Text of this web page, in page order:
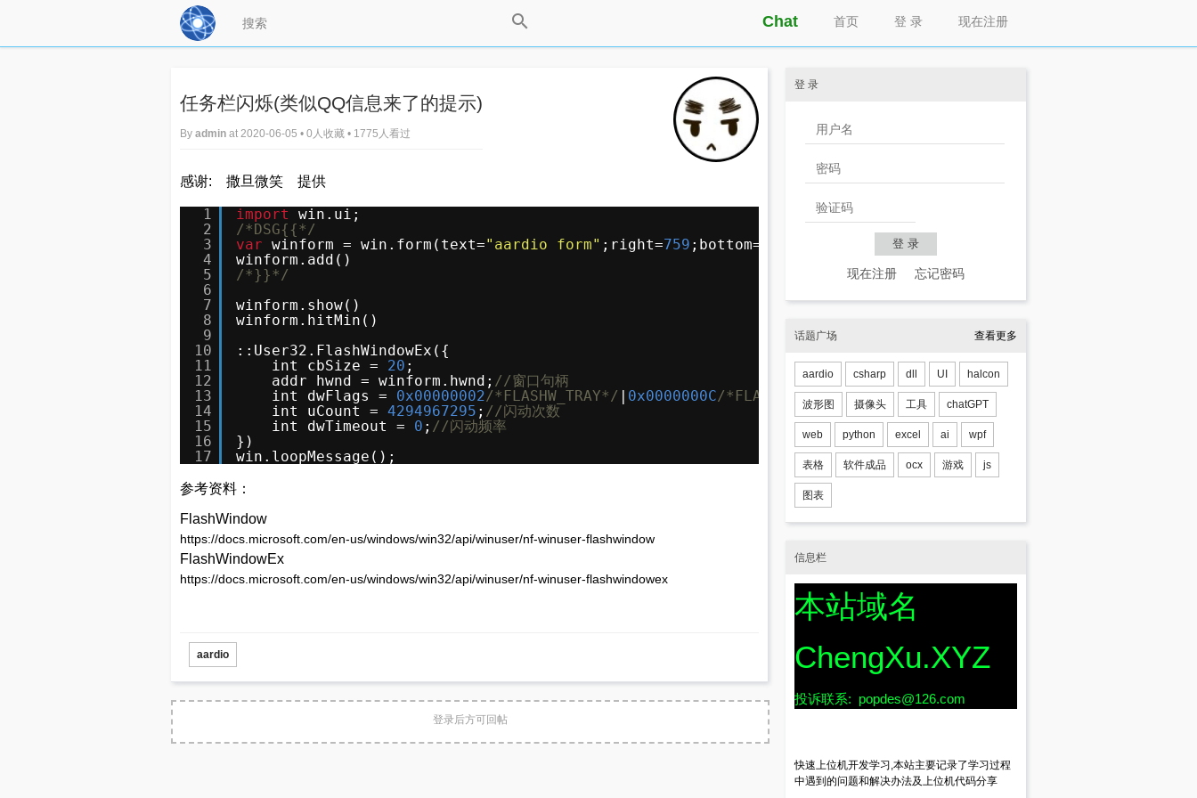
现在注册
登 录
首页
Chat
任务栏闪烁(类似QQ信息来了的提示)
By admin at 2020-06-05 • 0人收藏 • 1775人看过
感谢: 撒旦微笑 提供
1
2
3
4
5
6
7
8
9
10
11
12
13
14
15
16
17
import
win.ui;
/*DSG{{*/
var winform = win.form(text="aardio form" ;right=759 ;bottom=
winform.add()
/*}}*/
winform.show()
winform.hitMin()
::User32.FlashWindowEx({
int cbSize = 20 ;
addr hwnd = winform.hwnd; //窗口句柄
int dwFlags = 0x00000002/*FLASHW_TRAY*/ | 0x0000000C/*FLASHW_TIMERNOFG*/ ; //闪动任务栏直到窗体被激活
int uCount = 4294967295 ; //闪动次数
int dwTimeout = 0 ; //闪动频率
})
win.loopMessage();
参考资料：
FlashWindow
https://docs.microsoft.com/en-us/windows/win32/api/winuser/nf-winuser-flashwindow
FlashWindowEx
https://docs.microsoft.com/en-us/windows/win32/api/winuser/nf-winuser-flashwindowex
aardio
登录后方可回帖
登 录
现在注册 忘记密码
话题广场 查看更多
aardio csharp dll UI halcon
波形图 摄像头 工具 chatGPT
web python excel ai wpf
表格 软件成品 ocx 游戏 js
图表
信息栏
本站域名
ChengXu.XYZ
投诉联系: popdes@126.com
快速上位机开发学习,本站主要记录了学习过程
中遇到的问题和解决办法及上位机代码分享